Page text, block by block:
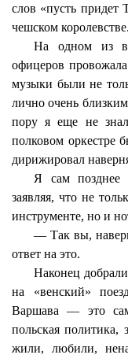
слов «пусть придет
чешском королевстве.
На одном из
офицеров
музыки были не
лично очень
пору я еще не
полковом оркестре
дирижировал
Я сам позднее
заявляя, что не
инструменте, но и
— Так вы,
ответ на это.
Наконец
на «венский»
Варшава — это
польская политика,
жили, любили,